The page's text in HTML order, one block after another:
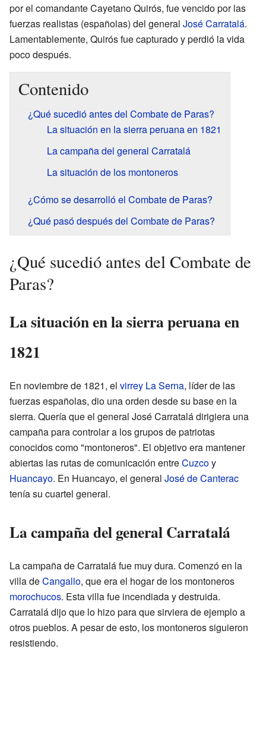
por el comandante Cayetano Quirós, fue vencido por las
fuerzas realistas (españolas) del general José Carratalá.
Lamentablemente, Quirós fue capturado y perdió la vida
poco después.
Contenido
¿Qué sucedió antes del Combate de Paras?
La situación en la sierra peruana en 1821
La campaña del general Carratalá
La situación de los montoneros
¿Cómo se desarrolló el Combate de Paras?
¿Qué pasó después del Combate de Paras?
¿Qué sucedió antes del Combate de
Paras?
La situación en la sierra peruana en
1821
En noviembre de 1821, el virrey La Serna, líder de las
fuerzas españolas, dio una orden desde su base en la
sierra. Quería que el general José Carratalá dirigiera una
campaña para controlar a los grupos de patriotas
conocidos como "montoneros". El objetivo era mantener
abiertas las rutas de comunicación entreCuzcoy
Huancayo. En Huancayo, el general José de Canterac
tenía su cuartel general.
La campaña del general Carratalá
La campaña de Carratalá fue muy dura. Comenzó en la
villa deCangallo, que era el hogar de los montoneros
morochucos. Esta villa fue incendiada y destruida.
Carratalá dijo que lo hizo para que sirviera de ejemplo a
otros pueblos. A pesar de esto, los montoneros siguieron
resistiendo.